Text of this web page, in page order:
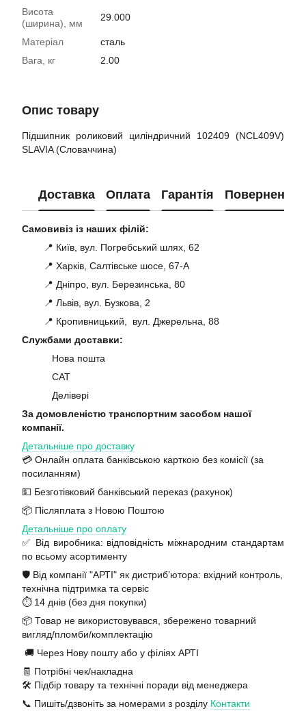
Висота
(ширина), мм
29.000
Матеріал
сталь
Вага, кг
2.00
Опис товару
Підшипник роликовий циліндричний 102409 (NCL409V)
SLAVIA (Словаччина)
Доставка Оплата Гарантія Повернення
Самовивіз із наших філій:
📍 Київ, вул. Погребський шлях, 62
📍 Харків, Салтівське шосе, 67-А
📍 Дніпро, вул. Березинська, 80
📍 Львів, вул. Бузкова, 2
📍 Кропивницький, вул. Джерельна, 88
Службами доставки:
Нова пошта
САТ
Делівері
За домовленістю транспортним засобом нашої
компанії.
Детальніше про доставку
💳 Онлайн оплата банківською карткою без комісії (за
посиланням)
💵 Безготівковий банківський переказ (рахунок)
📦 Післяплата з Новою Поштою
Детальніше про оплату
✅ Від виробника: відповідність міжнародним стандартам
по всьому асортименту
🛡️ Від компанії "АРТІ" як дистриб’ютора: вхідний контроль,
технічна підтримка та сервіс
⏱️ 14 днів (без дня покупки)
📦 Товар не використовувався, збережено товарний
вигляд/пломби/комплектацію
🚚 Через Нову пошту або у філіях АРТІ
🧾 Потрібні чек/накладна
🛠️ Підбір товару та технічні поради від менеджера
📞 Пишіть/дзвоніть за номерами з розділу Контакти